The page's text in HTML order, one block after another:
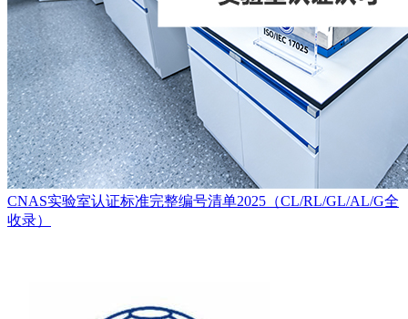
CNAS实验室认证标准完整编号清单2025（CL/RL/GL/AL/G全
收录）